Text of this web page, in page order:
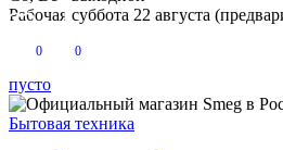
Рабочая суббота 22 августа
0 0
пусто
Бытовая техника